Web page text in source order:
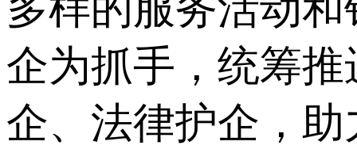
企为抓手，统筹
企、法律护企，